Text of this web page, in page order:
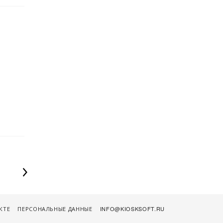
ПЕРСОНАЛЬНЫЕ ДАННЫЕ INFO@KIOSKSOFT.RU